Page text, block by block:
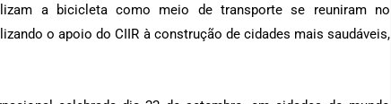
a bicicleta como meio de transporte se reuniram no
o apoio do CIIR à construção de cidades mais saudáveis,